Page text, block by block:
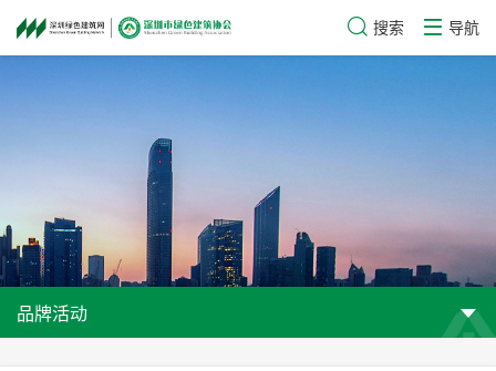
搜索 导航
品牌活动